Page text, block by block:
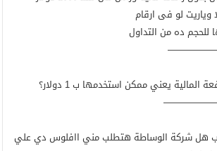
يعني ممكن استخدمها ب 1 دولار؟
هل شركة الوساطة هتطلب مني اافلوس دي علي